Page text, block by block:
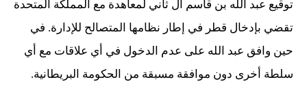
توقيع عبد الله بن قاسم آل ثاني لمعاهدة مع المملكة المتحدة
تقضي بإدخال قطر في إطار نظامها المتصالح للإدارة. في
حين وافق عبد الله على عدم الدخول في أي علاقات مع أي
سلطة أخرى دون موافقة مسبقة من الحكومة البريطانية.